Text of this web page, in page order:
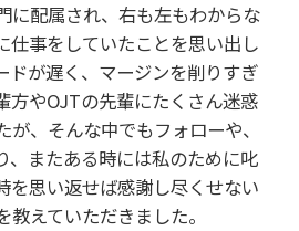
に配属され、右も左もわからな
仕事をしていたことを思い出し
ドが遅く、マージンを削りすぎ
方やOJTの先輩にたくさん迷惑
、そんな中でもフォローや、
、またある時には私のために叱
を思い返せば感謝し尽くせない
えていただきました。